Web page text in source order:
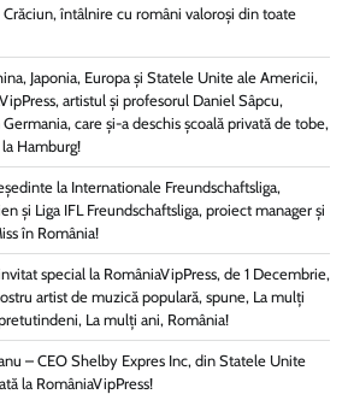
Crăciun, întâlnire cu români valoroși din toate
Japonia, Europa și Statele Unite ale Americii,
artistul și profesorul Daniel Sâpcu,
care și-a deschis școală privată de tobe,
la Hamburg!
la Internationale Freundschaftsliga,
şi Liga IFL Freundschaftsliga, proiect manager și
în România!
special la RomâniaVipPress, de 1 Decembrie,
artist de muzică populară, spune, La mulți
La mulți ani, România!
– CEO Shelby Expres Inc, din Statele Unite
la RomâniaVipPress!